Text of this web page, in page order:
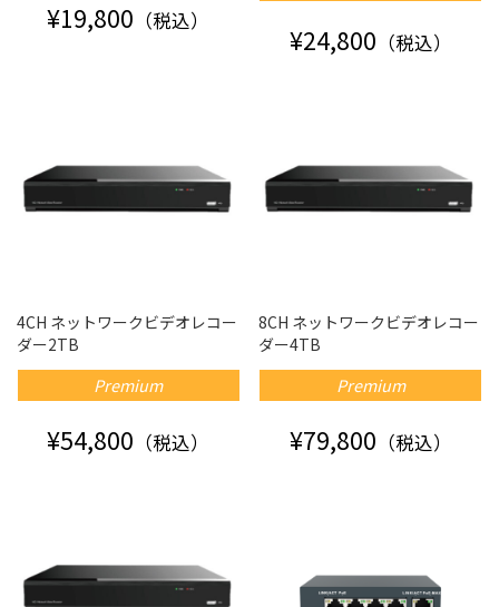
¥19,800 （税込）
¥24,800 （税込）
4CH ネットワークビデオレコー
ダー2TB
Premium
¥54,800 （税込）
8CH ネットワークビデオレコー
ダー4TB
Premium
¥79,800 （税込）